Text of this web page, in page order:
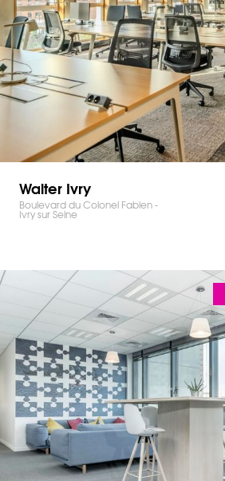
Walter Ivry
Boulevard du Colonel Fabien -
Ivry sur Seine